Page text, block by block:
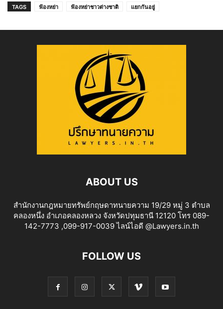
TAGS ฟ้องหย่า ฟ้องหย่าชาวต่างชาติ แยกกันอยู่
ABOUT US
สำนักงานกฎหมายทรัพย์กฤษดาทนายความ 19/29 หมู่ 3 ตำบล
คลองหนึ่ง อำเภอคลองหลวง จังหวัดปทุมธานี 12120 โทร 089-
142-7773 ,099-917-0039 ไลน์ไอดี @Lawyers.in.th
FOLLOW US